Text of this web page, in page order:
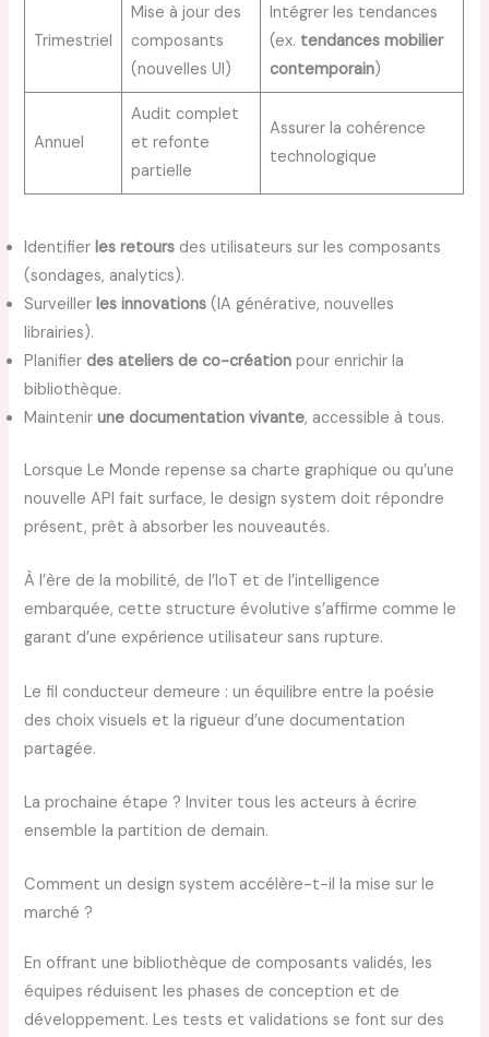
Trimestriel
Mise à jour des
composants
(nouvelles UI)
Intégrer les tendances
(ex. tendances mobilier
contemporain)
Annuel
Audit complet
et refonte
partielle
Assurer la cohérence
technologique
Identifierles retours des utilisateurs sur les composants
(sondages, analytics).
Surveillerles innovations (IA générative, nouvelles
librairies).
Planifierdes ateliers de co-création pour enrichir la
bibliothèque.
Maintenirune documentation vivante, accessible à tous.
Lorsque Le Monde repense sa charte graphique ou qu’une
nouvelle API fait surface, le design system doit répondre
présent, prêt à absorber les nouveautés.
À l’ère de la mobilité, de l’IoT et de l’intelligence
embarquée, cette structure évolutive s’affirme comme le
garant d’une expérience utilisateur sans rupture.
Le fil conducteur demeure : un équilibre entre la poésie
des choix visuels et la rigueur d’une documentation
partagée.
La prochaine étape ? Inviter tous les acteurs à écrire
ensemble la partition de demain.
Comment un design system accélère-t-il la mise sur le
marché ?
En offrant une bibliothèque de composants validés, les
équipes réduisent les phases de conception et de
développement. Les tests et validations se font sur des